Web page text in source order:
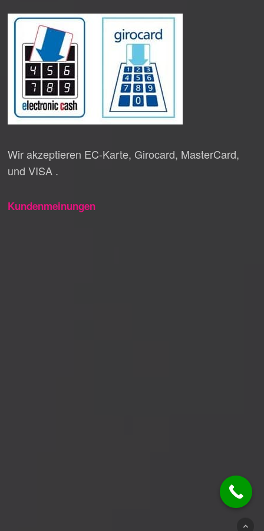
Wir akzeptieren EC-Karte, Girocard, MasterCard,
und VISA .
Kundenmeinungen